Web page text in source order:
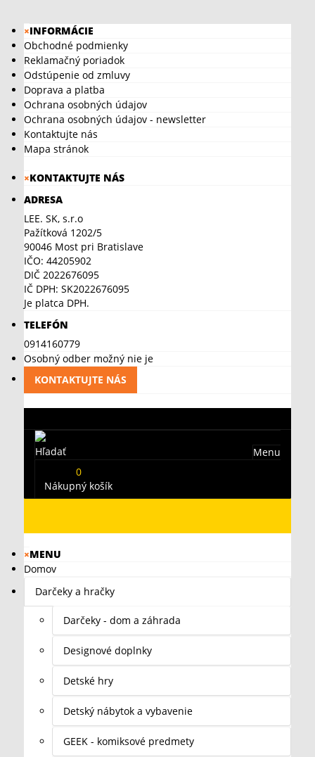
×INFORMÁCIE
Obchodné podmienky
Reklamačný poriadok
Odstúpenie od zmluvy
Doprava a platba
Ochrana osobných údajov
Ochrana osobných údajov - newsletter
Kontaktujte nás
Mapa stránok
×KONTAKTUJTE NÁS
ADRESA
LEE. SK, s.r.o
Pažítková 1202/5
90046 Most pri Bratislave
IČO: 44205902
DIČ 2022676095
IČ DPH: SK2022676095
Je platca DPH.
TELEFÓN
0914160779
Osobný odber možný nie je
KONTAKTUJTE NÁS
Menu
Hľadať
0
Nákupný košík
×MENU
Domov
Darčeky a hračky
Darčeky - dom a záhrada
Designové doplnky
Detské hry
Detský nábytok a vybavenie
GEEK - komiksové predmety